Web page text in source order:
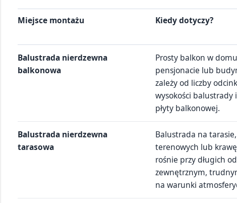
Miejsce montażu Kiedy dotyczy?
Balustrada nierdzewna
balkonowa
Prosty balkon w
pensjonacie lub
zależy od liczby
wysokości balustrady
płyty balkonowej.
Balustrada nierdzewna
tarasowa
Balustrada na
terenowych lub
rośnie przy długich
zewnętrznym,
na warunki